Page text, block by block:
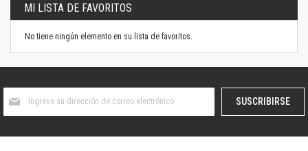
MI LISTA DE FAVORITOS
No tiene ningún elemento en su lista de favoritos.
boletín
SUSCRIBIRSE